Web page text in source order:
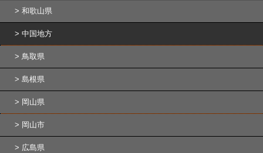
和歌山県
中国地方
鳥取県
島根県
岡山県
岡山市
広島県